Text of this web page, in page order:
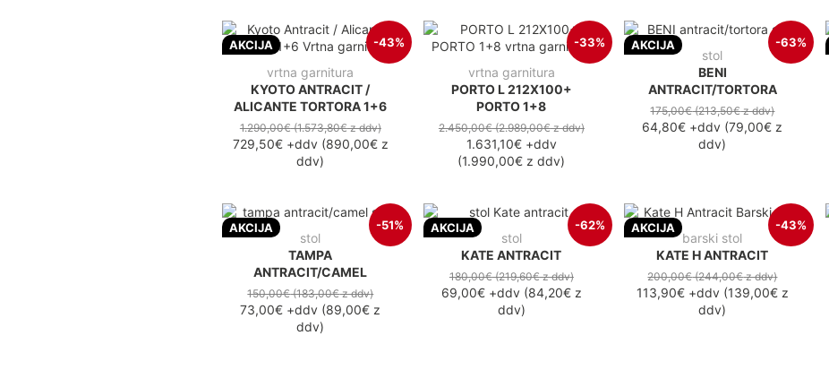
AKCIJA -43%
vrtna garnitura
KYOTO ANTRACIT /
ALICANTE TORTORA 1+6
1.290,00€(1.573,80€z ddv)
729,50€+ddv(890,00€z
ddv)
-33%
vrtna garnitura
PORTO L 212X100+
PORTO 1+8
2.450,00€(2.989,00€z ddv)
1.631,10€+ddv
(1.990,00€ z ddv)
AKCIJA -63%
stol
BENI
ANTRACIT/TORTORA
175,00€(213,50€z ddv)
64,80€ +ddv (79,00€ z
ddv)
AKCIJA -51%
stol
TAMPA
ANTRACIT/CAMEL
150,00€(183,00€z ddv)
73,00€ +ddv (89,00€ z
ddv)
AKCIJA -62%
stol
KATE ANTRACIT
180,00€(219,60€z ddv)
69,00€+ddv(84,20€z
ddv)
AKCIJA -43%
barski stol
KATE H ANTRACIT
200,00€(244,00€z ddv)
113,90€+ddv(139,00€z
ddv)